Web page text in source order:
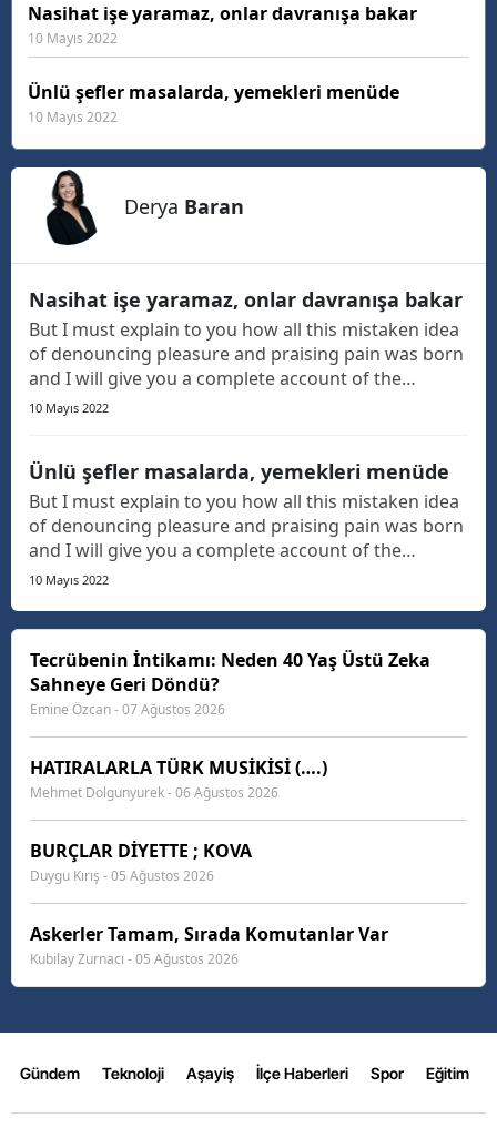
Nasihat işe yaramaz, onlar davranışa bakar
10 Mayıs 2022
Ünlü şefler masalarda, yemekleri menüde
10 Mayıs 2022
Derya Baran
Nasihat işe yaramaz, onlar davranışa bakar
But I must explain to you how all this mistaken idea
of denouncing pleasure and praising pain was born
and I will give you a complete account of the
system, and expound the actual teachings of the
10 Mayıs 2022
Ünlü şefler masalarda, yemekleri menüde
But I must explain to you how all this mistaken idea
of denouncing pleasure and praising pain was born
and I will give you a complete account of the
system, and expound the actual teachings of the
human happiness. The languages only differ in th...
10 Mayıs 2022
Tecrübenin İntikamı: Neden 40 Yaş Üstü Zeka
Sahneye Geri Döndü?
Emine Özcan - 07 Ağustos 2026
HATIRALARLA TÜRK MUSİKİSİ (….)
Mehmet Dolgunyurek - 06 Ağustos 2026
BURÇLAR DİYETTE ; KOVA
Duygu Kırış - 05 Ağustos 2026
Askerler Tamam, Sırada Komutanlar Var
Kubilay Zurnacı - 05 Ağustos 2026
Gündem Teknoloji Aşayiş İlçe Haberleri Spor Eğitim